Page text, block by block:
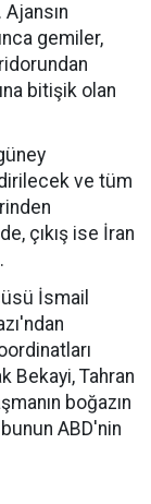
gemiler,
bitişik olan
ve tüm
çıkış ise İran
İsmail
Bekayi, Tahran
boğazın
ABD'nin